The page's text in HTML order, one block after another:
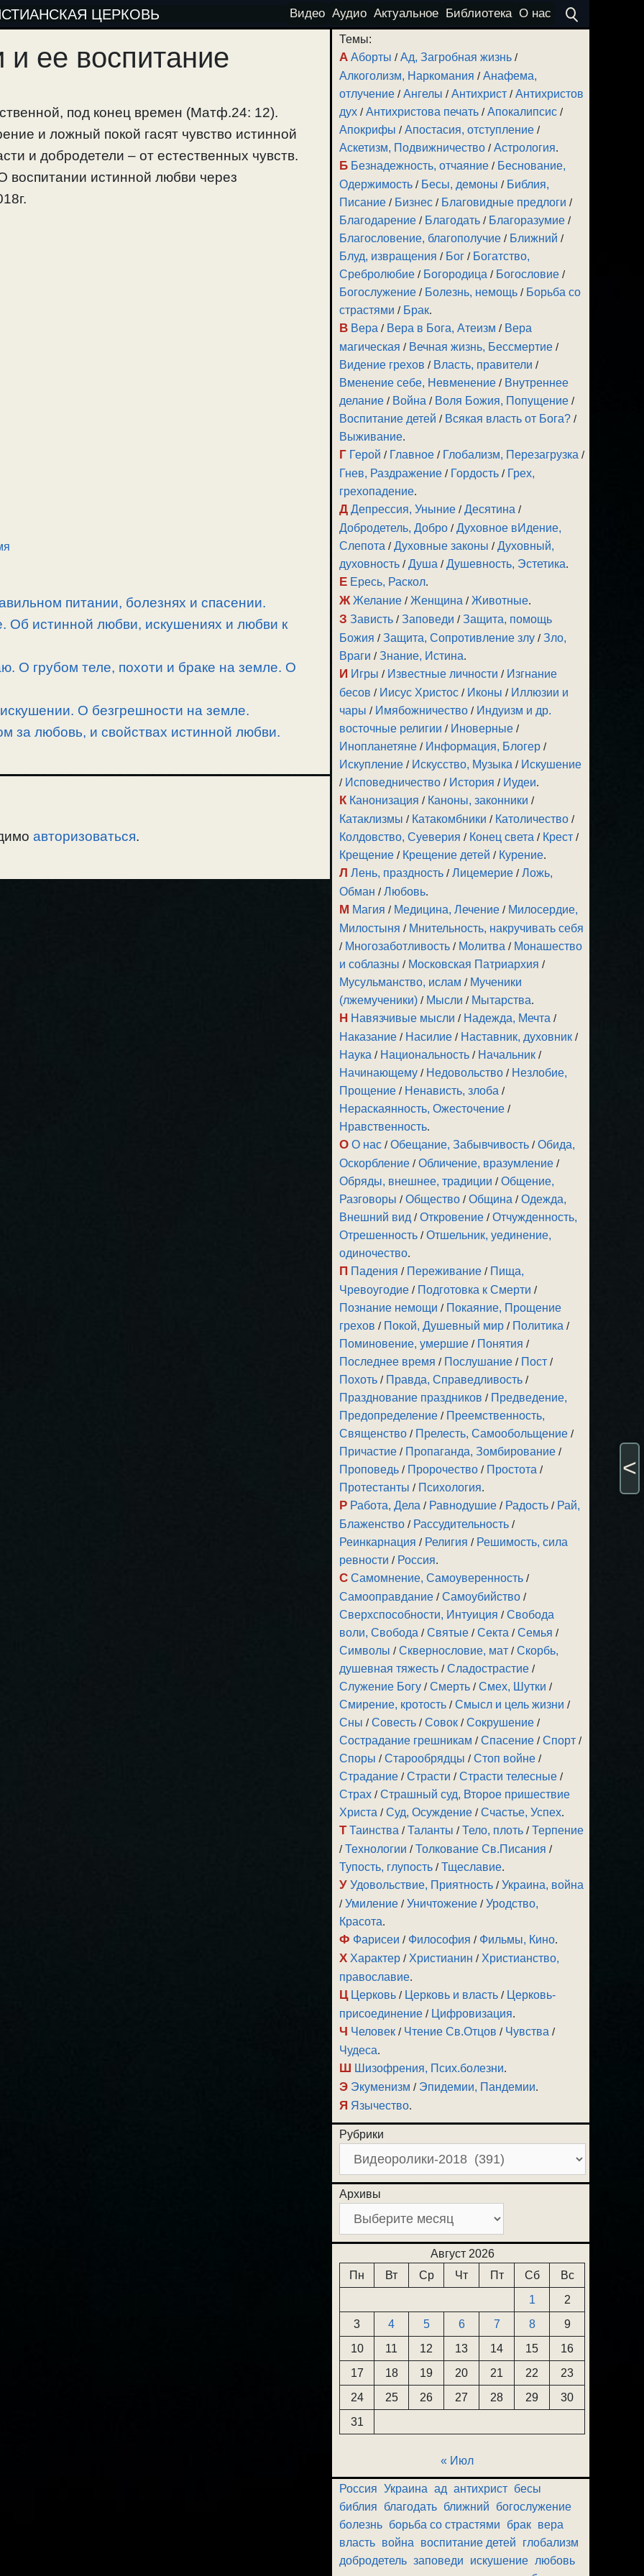
ЦЕРКОВЬ Видео Аудио Актуальное Библиотека О нас
ее воспитание
под конец времен (Матф.24: 12).
и ложный покой гасят чувство истинной
и добродетели – от естественных чувств.
воспитании истинной любви через
питании, болезнях и спасении.
Об истинной любви, искушениях и любви к
О грубом теле, похоти и браке на земле. О
О безгрешности на земле.
за любовь, и свойствах истинной любви.
авторизоваться.
Темы:
А Аборты /Ад, Загробная жизнь /
Алкоголизм, Наркомания /Анафема,
отлучение /Ангелы /Антихрист /Антихристов
дух /Антихристова печать /Апокалипсис /
Апокрифы /Апостасия, отступление /
Аскетизм, Подвижничество /Астрология.
Б Безнадежность, отчаяние / Беснование,
Одержимость / Бесы, демоны / Библия,
Писание / Бизнес / Благовидные предлоги /
Благодарение / Благодать / Благоразумие /
Благословение, благополучие / Ближний /
Блуд, извращения / Бог / Богатство,
Сребролюбие / Богородица / Богословие /
Богослужение / Болезнь, немощь / Борьба со
страстями / Брак.
В Вера / Вера в Бога, Атеизм / Вера
магическая / Вечная жизнь, Бессмертие /
Видение грехов / Власть, правители /
Вменение себе, Невменение / Внутреннее
делание / Война / Воля Божия, Попущение /
Воспитание детей / Всякая власть от Бога? /
Выживание.
Г Герой / Главное / Глобализм, Перезагрузка /
Гнев, Раздражение / Гордость / Грех,
грехопадение.
Д Депрессия, Уныние /Десятина /
Добродетель, Добро /Духовное вИдение,
Слепота /Духовные законы /Духовный,
духовность /Душа /Душевность, Эстетика.
Е Ересь, Раскол.
Ж Желание /Женщина /Животные.
З Зависть /Заповеди /Защита, помощь
Божия /Защита, Сопротивление злу /Зло,
Враги /Знание, Истина.
И Игры / Известные личности / Изгнание
бесов / Иисус Христос / Иконы / Иллюзии и
чары / Имябожничество / Индуизм и др.
восточные религии / Иноверные /
Инопланетяне / Информация, Блогер /
Искупление / Искусство, Музыка / Искушение
/ Исповедничество / История / Иудеи.
К Канонизация / Каноны, законники /
Катаклизмы / Катакомбники / Католичество /
Колдовство, Суеверия / Конец света / Крест /
Крещение / Крещение детей / Курение.
Л Лень, праздность /Лицемерие /Ложь,
Обман /Любовь.
М Магия / Медицина, Лечение / Милосердие,
Милостыня / Мнительность, накручивать себя
/ Многозаботливость / Молитва / Монашество
и соблазны / Московская Патриархия /
Мусульманство, ислам / Мученики
(лжемученики) / Мысли / Мытарства.
Н Навязчивые мысли / Надежда, Мечта /
Наказание / Насилие / Наставник, духовник /
Наука / Национальность / Начальник /
Начинающему / Недовольство / Незлобие,
Прощение / Ненависть, злоба /
Нераскаянность, Ожесточение /
Нравственность.
О О нас /Обещание, Забывчивость /Обида,
Оскорбление /Обличение, вразумление /
Обряды, внешнее, традиции /Общение,
Разговоры /Общество /Община /Одежда,
Внешний вид /Откровение /Отчужденность,
Отрешенность /Отшельник, уединение,
одиночество.
П Падения / Переживание / Пища,
Чревоугодие / Подготовка к Смерти /
Познание немощи / Покаяние, Прощение
грехов / Покой, Душевный мир / Политика /
Поминовение, умершие / Понятия /
Последнее время / Послушание / Пост /
Похоть / Правда, Справедливость /
Празднование праздников / Предведение,
Предопределение / Преемственность,
Священство / Прелесть, Самообольщение /
Причастие / Пропаганда, Зомбирование /
Проповедь / Пророчество / Простота /
Протестанты / Психология.
Р Работа, Дела / Равнодушие / Радость / Рай,
Блаженство / Рассудительность /
Реинкарнация / Религия / Решимость, сила
ревности / Россия.
С Самомнение, Самоуверенность /
Самооправдание /Самоубийство /
Сверхспособности, Интуиция /Свобода
воли, Свобода /Святые /Секта /Семья /
Символы /Сквернословие, мат /Скорбь,
душевная тяжесть /Сладострастие /
Служение Богу /Смерть /Смех, Шутки /
Смирение, кротость /Смысл и цель жизни /
Сны /Совесть /Совок /Сокрушение /
Сострадание грешникам /Спасение /Спорт /
Споры /Старообрядцы /Стоп войне /
Страдание /Страсти /Страсти телесные /
Страх /Страшный суд, Второе пришествие
Христа /Суд, Осуждение /Счастье, Успех.
Т Таинства /Таланты /Тело, плоть /Терпение
/Технологии /Толкование Св.Писания /
Тупость, глупость /Тщеславие.
У Удовольствие, Приятность /Украина, война
/Умиление /Уничтожение /Уродство,
Красота.
Ф Фарисеи / Философия / Фильмы, Кино.
Х Характер / Христианин / Христианство,
православие.
Ц Церковь / Церковь и власть / Церковь-
присоединение / Цифровизация.
Ч Человек / Чтение Св.Отцов / Чувства /
Чудеса.
Ш Шизофрения, Псих.болезни.
Э Экуменизм / Эпидемии, Пандемии.
Я Язычество.
Рубрики
Архивы
Август 2026
Пн
Вт Ср Чт Пт Сб
Вс
1
2
3
4 5 6 7 8
9
10
11 12 13 14 15
16
17
18 19 20 21 22
23
24
25 26 27 28 29
30
31
« Июл
Россия Украина ад антихрист бесы
библия
благодать ближний
богослужение
болезнь борьба со страстями брак вера
власть война воспитание детей
глобализм
добродетель заповеди искушение любовь
<